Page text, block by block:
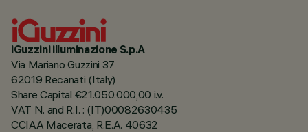
iGuzzini illuminazione S.p.A
Via Mariano Guzzini 37
62019 Recanati (Italy)
Share Capital €21.050.000,00 i.v.
VAT N. and R.I. : (IT)00082630435
CCIAA Macerata, R.E.A. 40632